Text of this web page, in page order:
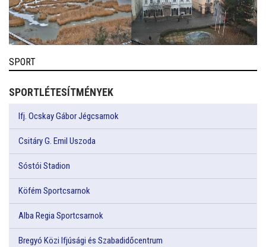
SPORT
SPORTLÉTESÍTMÉNYEK
Ifj. Ocskay Gábor Jégcsarnok
Csitáry G. Emil Uszoda
Sóstói Stadion
Köfém Sportcsarnok
Alba Regia Sportcsarnok
Bregyó Közi Ifjúsági és Szabadidőcentrum